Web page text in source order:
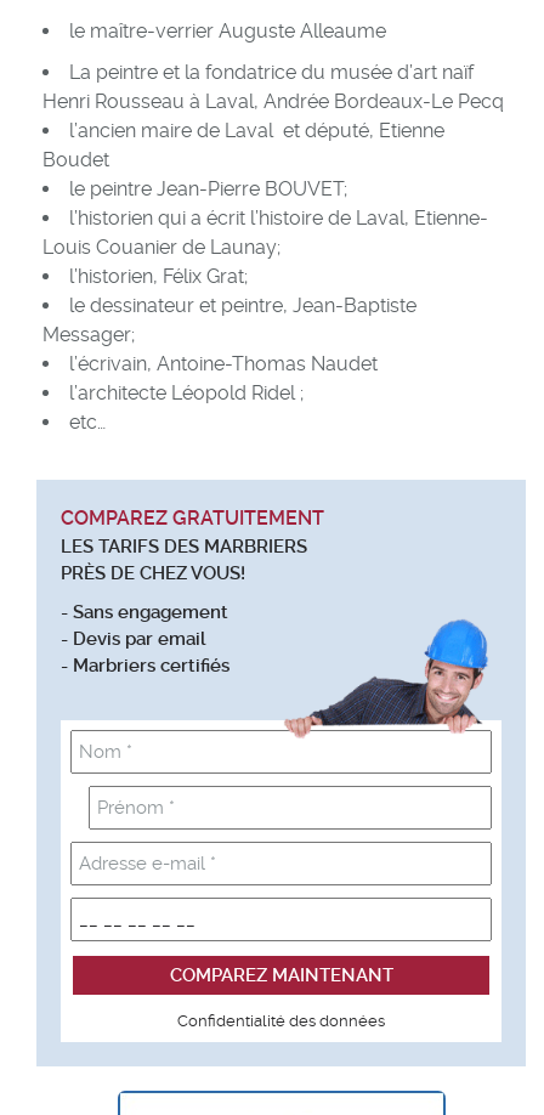
le maître-verrier Auguste Alleaume
La peintre et la fondatrice du musée d’art naïf
Henri Rousseau à Laval, Andrée Bordeaux-Le Pecq
l’ancien maire de Laval et député, Etienne
Boudet
le peintre Jean-Pierre BOUVET;
l’historien qui a écrit l’histoire de Laval, Etienne-
Louis Couanier de Launay;
l’historien, Félix Grat;
le dessinateur et peintre, Jean-Baptiste
Messager;
l’écrivain, Antoine-Thomas Naudet
l’architecte Léopold Ridel ;
etc…
COMPAREZ GRATUITEMENT
LES TARIFS DES MARBRIERS
PRÈS DE CHEZ VOUS!
- Sans engagement
- Devis par email
- Marbriers certifiés
Confidentialité des données